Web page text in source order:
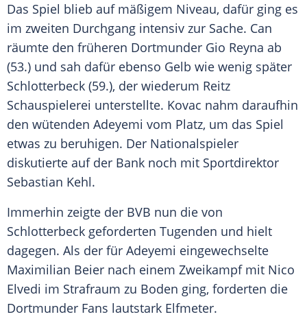
Das Spiel blieb auf mäßigem Niveau, dafür ging es
im zweiten Durchgang intensiv zur Sache. Can
räumte den früheren Dortmunder Gio Reyna ab
(53.) und sah dafür ebenso Gelb wie wenig später
Schlotterbeck (59.), der wiederum Reitz
Schauspielerei unterstellte. Kovac nahm daraufhin
den wütenden Adeyemi vom Platz, um das Spiel
etwas zu beruhigen. Der Nationalspieler
diskutierte auf der Bank noch mit Sportdirektor
Sebastian Kehl.
Immerhin zeigte der BVB nun die von
Schlotterbeck geforderten Tugenden und hielt
dagegen. Als der für Adeyemi eingewechselte
Maximilian Beier nach einem Zweikampf mit Nico
Elvedi im Strafraum zu Boden ging, forderten die
Dortmunder Fans lautstark Elfmeter.